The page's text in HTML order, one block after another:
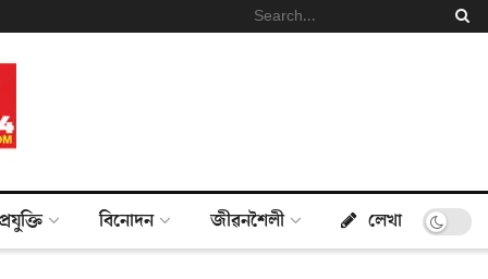
প্ৰযুক্তি বিনোদন জীৱনশৈলী লেখা